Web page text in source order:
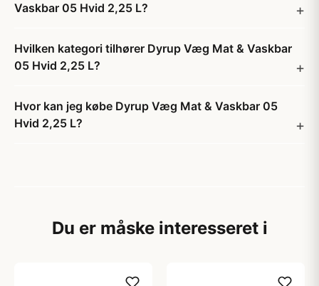
Vaskbar 05 Hvid 2,25 L?
Hvilken kategori tilhører Dyrup Væg Mat & Vaskbar
05 Hvid 2,25 L?
Hvor kan jeg købe Dyrup Væg Mat & Vaskbar 05
Hvid 2,25 L?
Du er måske interesseret i